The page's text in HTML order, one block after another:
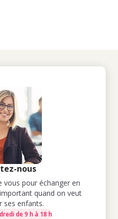
nous
vous pour échanger en
quand on veut
ses enfants.
de 9 h à 18 h